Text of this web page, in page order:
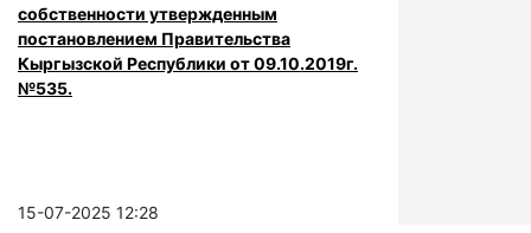
собственности утвержденным
постановлением Правительства
Кыргызской Республики от 09.10.2019г.
№535.
15-07-2025 12:28